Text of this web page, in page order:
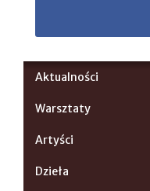
Aktualności
Warsztaty
Artyści
Dzieła